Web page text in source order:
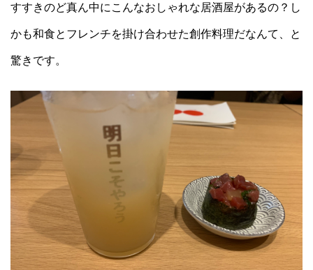
すすきのど真ん中にこんなおしゃれな居酒屋があるの？し
かも和食とフレンチを掛け合わせた創作料理だなんて、と
驚きです。